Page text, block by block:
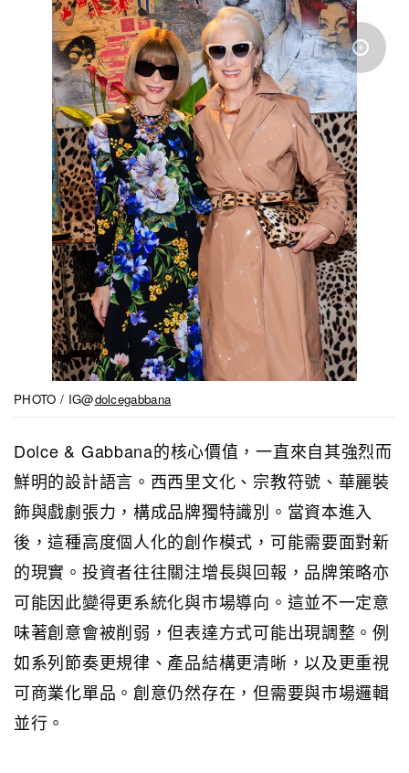
PHOTO / IG@dolcegabbana
Dolce & Gabbana的核心價值，一直來自其強烈而
鮮明的設計語言。西西里文化、宗教符號、華麗裝
飾與戲劇張力，構成品牌獨特識別。當資本進入
後，這種高度個人化的創作模式，可能需要面對新
的現實。投資者往往關注增長與回報，品牌策略亦
可能因此變得更系統化與市場導向。這並不一定意
味著創意會被削弱，但表達方式可能出現調整。例
如系列節奏更規律、產品結構更清晰，以及更重視
可商業化單品。創意仍然存在，但需要與市場邏輯
並行。